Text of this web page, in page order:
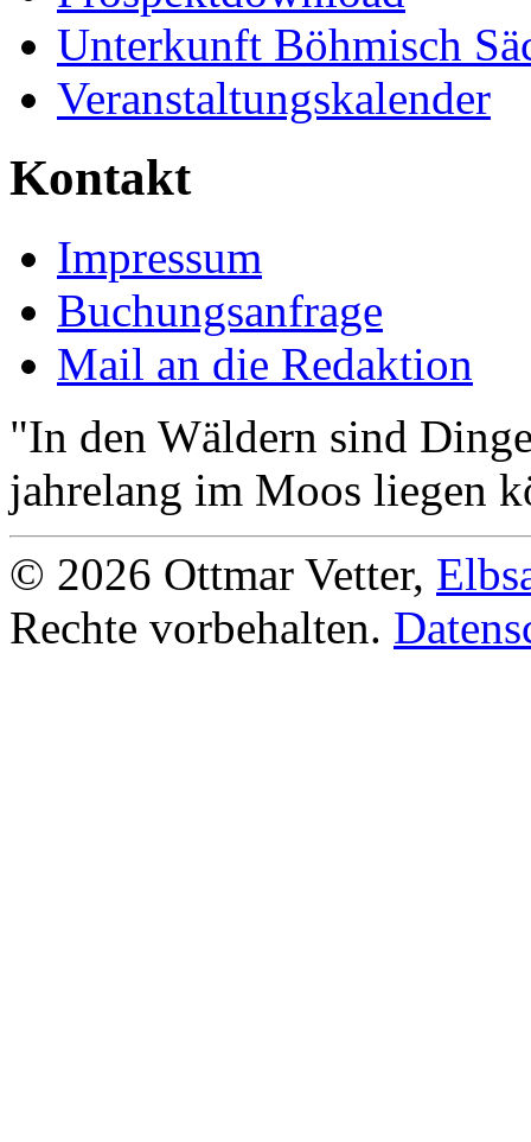
Unterkunft Böhmisch
Veranstaltungskalender
Kontakt
Impressum
Buchungsanfrage
Mail an die Redaktion
"In den Wäldern sind
jahrelang im Moos liegen
© 2026 Ottmar Vetter,
Rechte vorbehalten.